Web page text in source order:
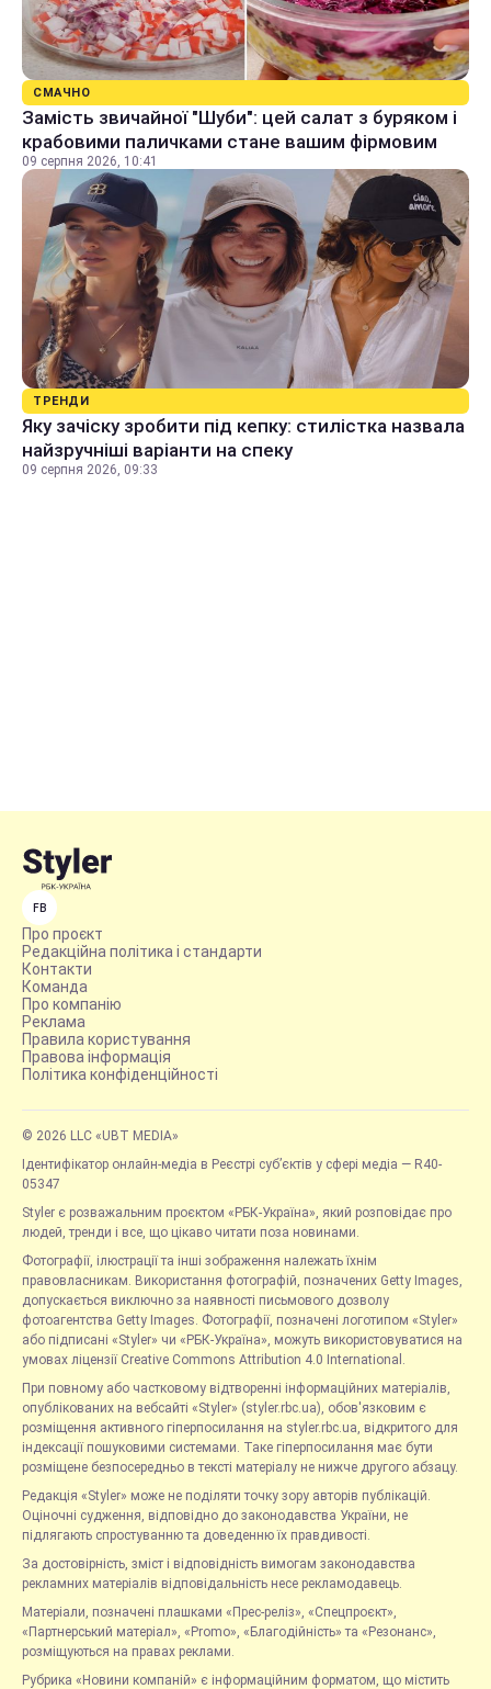
СМАЧНО
Замість звичайної "Шуби": цей салат з буряком і
крабовими паличками стане вашим фірмовим
09 серпня 2026, 10:41
ТРЕНДИ
Яку зачіску зробити під кепку: стилістка назвала
найзручніші варіанти на спеку
09 серпня 2026, 09:33
FB
Про проєкт
Редакційна політика і стандарти
Контакти
Команда
Про компанію
Реклама
Правила користування
Правова інформація
Політика конфіденційності
© 2026 LLC «UBT MEDIA»
Ідентифікатор онлайн-медіа в Реєстрі суб’єктів у сфері медіа — R40-
05347
Styler є розважальним проєктом «РБК-Україна», який розповідає про
людей, тренди і все, що цікаво читати поза новинами.
Фотографії, ілюстрації та інші зображення належать їхнім
правовласникам. Використання фотографій, позначених Getty Images,
допускається виключно за наявності письмового дозволу
фотоагентства Getty Images. Фотографії, позначені логотипом «Styler»
або підписані «Styler» чи «РБК-Україна», можуть використовуватися на
умовах ліцензії Creative Commons Attribution 4.0 International.
При повному або частковому відтворенні інформаційних матеріалів,
опублікованих на вебсайті «Styler» (styler.rbc.ua), обов'язковим є
розміщення активного гіперпосилання на styler.rbc.ua, відкритого для
індексації пошуковими системами. Таке гіперпосилання має бути
розміщене безпосередньо в тексті матеріалу не нижче другого абзацу.
Редакція «Styler» може не поділяти точку зору авторів публікацій.
Оціночні судження, відповідно до законодавства України, не
підлягають спростуванню та доведенню їх правдивості.
За достовірність, зміст і відповідність вимогам законодавства
рекламних матеріалів відповідальність несе рекламодавець.
Матеріали, позначені плашками «Прес-реліз», «Спецпроєкт»,
«Партнерський матеріал», «Promo», «Благодійність» та «Резонанс»,
розміщуються на правах реклами.
Рубрика «Новини компаній» є інформаційним форматом, що містить